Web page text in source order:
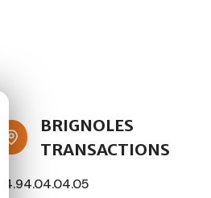
BRIGNOLES
TRANSACTIONS
04.94.04.04.05